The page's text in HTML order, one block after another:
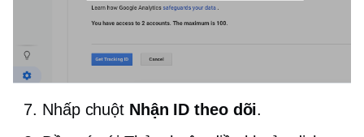
Nhấp chuột Nhận ID theo dõi.